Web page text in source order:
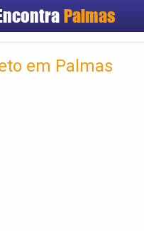
Palmas
Cadastrar empresa
Criar conta
em Palmas